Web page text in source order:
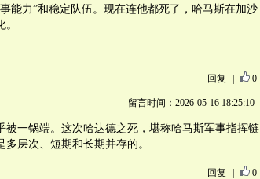
能力”和稳定队伍。现在连他都死了，哈马斯在加沙
回复 0
留言时间：2026-05-16 18:25:10
被一锅端。这次哈达德之死，堪称哈马斯军事指挥链
层次、短期和长期并存的。
回复 0